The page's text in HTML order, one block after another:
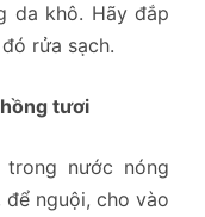
da khô. Hãy đắp
rửa sạch.
tươi
trong nước nóng
nguội, cho vào